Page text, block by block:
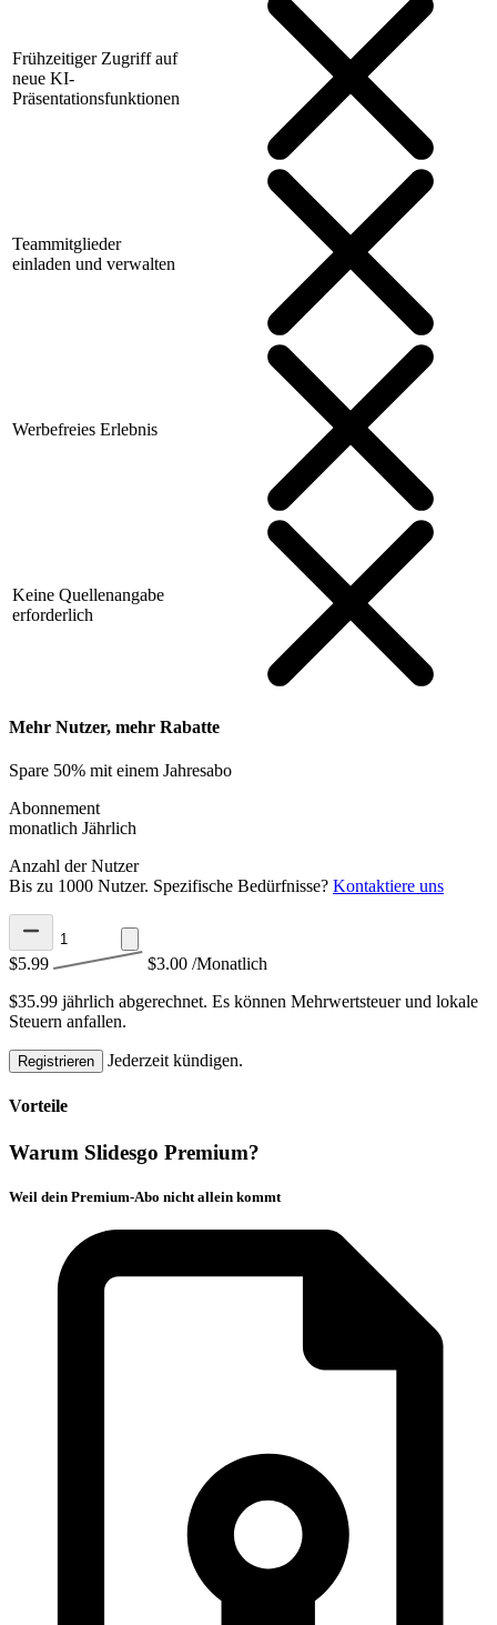
Frühzeitiger Zugriff auf
neue KI-
Präsentationsfunktionen
Teammitglieder
einladen und verwalten
Werbefreies Erlebnis
Keine Quellenangabe
erforderlich
Mehr Nutzer, mehr Rabatte
Spare 50% mit einem Jahresabo
Abonnement
monatlich Jährlich
Anzahl der Nutzer
Bis zu 1000 Nutzer. Spezifische Bedürfnisse? Kontaktiere uns
$5.99 $3.00 /Monatlich
$35.99 jährlich abgerechnet. Es können Mehrwertsteuer und lokale
Steuern anfallen.
Registrieren Jederzeit kündigen.
Vorteile
Warum Slidesgo Premium?
Weil dein Premium-Abo nicht allein kommt